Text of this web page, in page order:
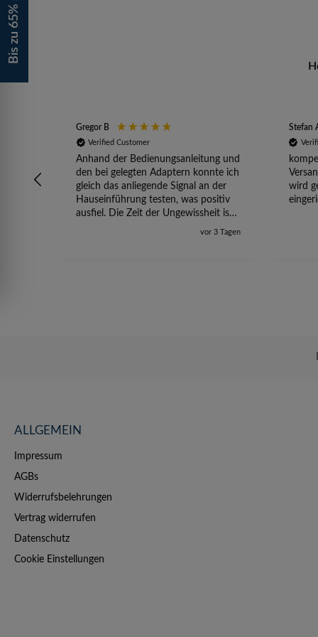
Gregor B
Verified Customer
Anhand der Bedienungsanleitung und
den bei gelegten Adaptern konnte ich
gleich das anliegende Signal an der
Hauseinführung testen, was positiv
ausfiel. Die Zeit der Ungewissheit ist
jetzt vorbei, ich kann mit Sicherheit
vor 3 Tagen
Stefan
wird
ALLGEMEIN
Impressum
AGBs
Widerrufsbelehrungen
Vertrag widerrufen
Datenschutz
Cookie Einstellungen